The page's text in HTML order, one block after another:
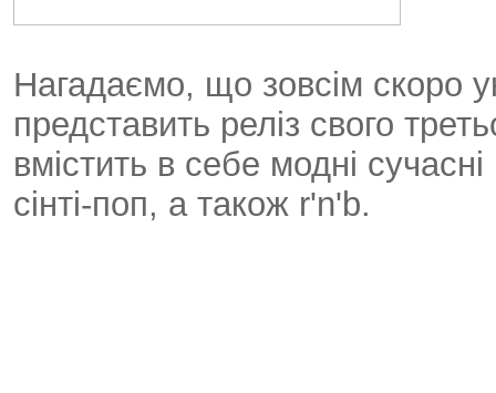
Нагадаємо, що зовсім скоро
представить реліз свого
вмістить в себе модні
сінті-поп, а також r'n'b.